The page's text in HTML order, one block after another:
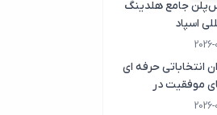
جامع هلدینگ
اسپاد
انتخاباتی حرفه ای
موفقیت در